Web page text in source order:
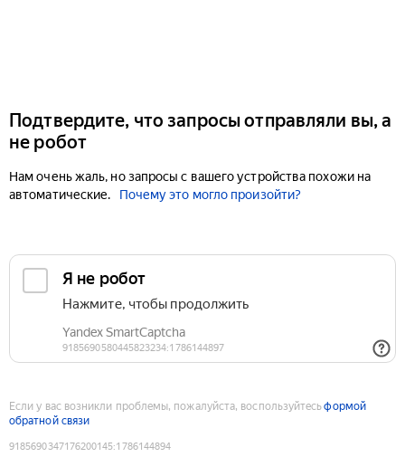
Подтвердите, что запросы отправляли вы, а
не робот
Нам очень жаль, но запросы с вашего устройства похожи на
автоматические.
Почему это могло произойти?
Если у вас возникли проблемы, пожалуйста, воспользуйтесьформой
обратной связи
9185690347176200145:1786144894